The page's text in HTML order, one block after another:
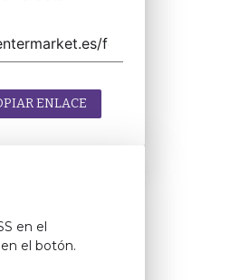
ENLACE
en el
el botón.